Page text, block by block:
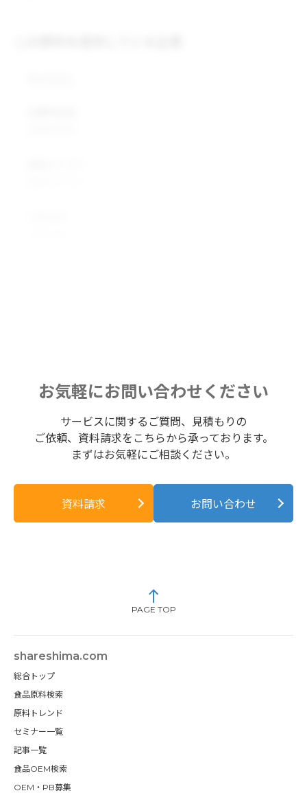
お気軽にお問い合わせください
サービスに関するご質問、見積もりの
ご依頼、資料請求をこちらから承っております。
まずはお気軽にご相談ください。
資料請求 お問い合わせ
PAGE TOP
shareshima.com
総合トップ
食品原料検索
原料トレンド
セミナー一覧
記事一覧
食品OEM検索
OEM・PB募集